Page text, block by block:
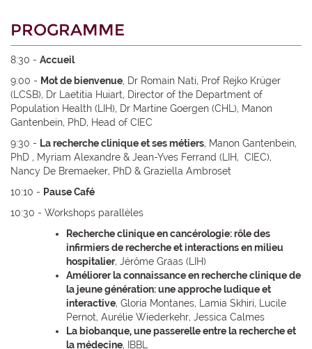
PROGRAMME
8:30 - Accueil
9:00 - Mot de bienvenue, Dr Romain Nati, Prof Rejko Krüger
(LCSB), Dr Laetitia Huiart, Director of the Department of
Population Health (LIH), Dr Martine Goergen (CHL), Manon
Gantenbein, PhD, Head of CIEC
9:30 - La recherche clinique et ses métiers, Manon Gantenbein,
PhD , Myriam Alexandre & Jean-Yves Ferrand (LIH, CIEC),
Nancy De Bremaeker, PhD & Graziella Ambroset
10:10 - Pause Café
10:30 - Workshops parallèles
Recherche clinique en cancérologie: rôle des
infirmiers de recherche et interactions en milieu
hospitalier, Jérôme Graas (LIH)
Améliorer la connaissance en recherche clinique de
la jeune génération: une approche ludique et
interactive, Gloria Montanes, Lamia Skhiri, Lucile
Pernot, Aurélie Wiederkehr, Jessica Calmes
La biobanque, une passerelle entre la recherche et
la médecine, IBBL